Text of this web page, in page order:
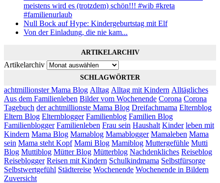
meistens wird es (trotzdem) schön!!! #wib #kreta
#familienurlaub
Null Bock auf Hype: Kindergeburtstag mit Elf
Von der Einladung, die nie kam...
ARTIKELARCHIV
Artikelarchiv
SCHLAGWÖRTER
achtmillionster Mama Blog Alltag Alltag mit Kindern Alltägliches
Aus dem Familienleben Bilder vom Wochenende Corona Corona
Tagebuch der achtmillionste Mama Blog Dreifachmama Elternblog
Eltern Blog Elternblogger Familienblog Familien Blog
Familienblogger Familienleben Frau sein Haushalt Kinder leben mit
Kindern Mama Blog Mamablog Mamablogger Mamaleben Mama
sein Mama steht Kopf Mami Blog Mamiblog Muttergefühle Mutti
Blog Muttiblog Mütter Blog Mütterblog Nachdenkliches Reiseblog
Reiseblogger Reisen mit Kindern Schulkindmama Selbstfürsorge
Selbstwertgefühl Städtereise Wochenende Wochenende in Bildern
Zuversicht